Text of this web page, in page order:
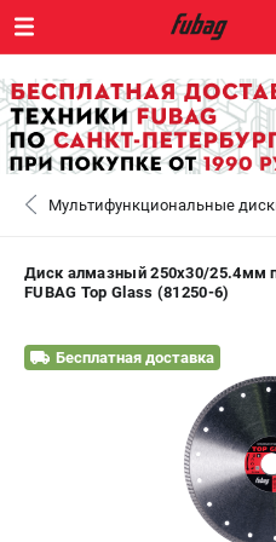
ВХОД ИЛИ РЕГИСТРАЦИЯ
+7 (8112) 59-10-67 -
+7 (812) 317-60-57 -
САНКТ-ПЕТЕРБУРГ
0 ₽
Мультифункциональные
Диск алмазный 250х30/25.4мм
FUBAG Top Glass (81250-6)
Бесплатная доставка